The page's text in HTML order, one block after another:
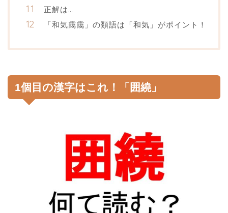
正解は…
「和気靄靄」の類語は「和気」がポイント！
1個目の漢字はこれ！「囲繞」